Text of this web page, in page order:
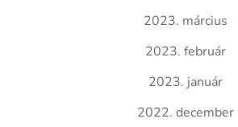
2023. március
2023. február
2023. január
2022. december